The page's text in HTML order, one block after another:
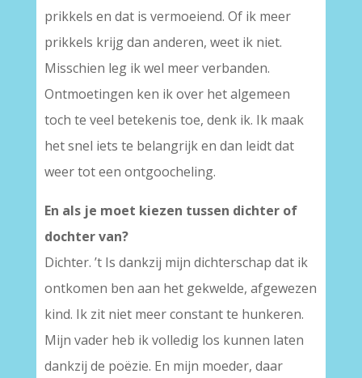
prikkels en dat is vermoeiend. Of ik meer
prikkels krijg dan anderen, weet ik niet.
Misschien leg ik wel meer verbanden.
Ontmoetingen ken ik over het algemeen
toch te veel betekenis toe, denk ik. Ik maak
het snel iets te belangrijk en dan leidt dat
weer tot een ontgoocheling.
En als je moet kiezen tussen dichter of
dochter van?
Dichter. ’t Is dankzij mijn dichterschap dat ik
ontkomen ben aan het gekwelde, afgewezen
kind. Ik zit niet meer constant te hunkeren.
Mijn vader heb ik volledig los kunnen laten
dankzij de poëzie. En mijn moeder, daar